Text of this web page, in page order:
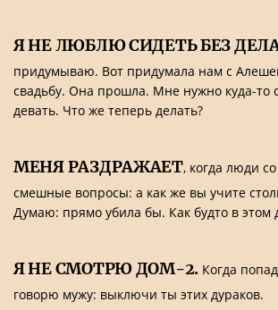
Я НЕ ЛЮБЛЮ СИДЕТЬ БЕЗ
придумываю. Вот придумала нам с
свадьбу. Она прошла. Мне нужно куда-то
девать. Что же теперь делать?
МЕНЯ РАЗДРАЖАЕТ, когда люди
смешные вопросы: а как же вы учите
Думаю: прямо убила бы. Как будто в этом
Я НЕ СМОТРЮ ДОМ-2. Когда
говорю мужу: выключи ты этих дураков.